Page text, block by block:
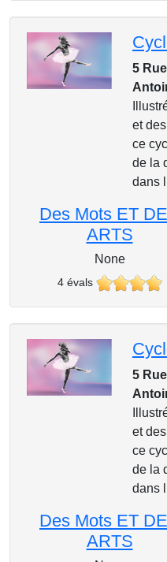
5
et
ce
de la
dans
Des Mots ET
ARTS
None
4 évals
5
et
ce
de la
dans
Des Mots ET
ARTS